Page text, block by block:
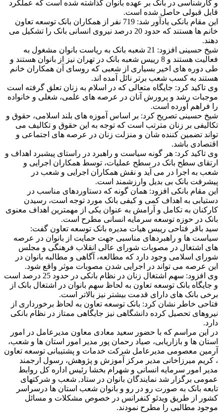
و کارشناسی در بانک بر عهده بانوان گذاشته شده است که عملکرد
قابل قبولی حاصل شده است.
این مقام بانکی یادآور شد: 719 نفر از همکاران بانک توسعه تعاون
خانم ها هستند که حدود 20 درصد نیروی انسانی بانک را تشکیل می
دهند.
شیخ حسینی افزود: 21 شعبه بانک به ریاست بانوان مشغول به
فعالیت هستند و 8 رییس شعبه بانک در تهران نیز از بانوان هستند و
طی دوره های اخیر بسیاری از شعبی که روسای آن همکاران خانم
هستند به کسب شعب برتر نائل آمده اند.
وی تاکید کرد: جایگاه متعالی که در اسلام به زنان تعلق گرفته است
موجبات رشد و پرورش آنان در عرصه های علمی، شغلی و خانواده
را فراهم آورده است.
شیخ حسینی تصریح کرد: بر اساس آموزه های بلند اسلامی، حقوق و
تکالیفی بر زنان مترتب است که توجه به این حقوق و تکالیف می
تواند تضمین کننده شان و منزلت زنان در عرصه های اجتماعی و
اقتصادی باشد.
وی تاکید کرد: هر گونه سیاست و راهبرد در راستای پیشبرد اهداف و
ارتقای سطح بانک در سطح عملیات، توسط همکاران اجرایی و
شعب به اجرا در می آید و نقش همکاران اجرایی و شعب در
پیشرفت بانک بی بدیل وارزشمند است.
این مقام بانکی افزود: همان گونه که دستاوردهای مناسب در
دستیابی به اهداف کمی و کیفی بانک مورد توجه است، رسیدن
کارکنان به تکامل و آرامش به عنوان یکی از مهمترین اهداف معنوی
بانک در حوزه توسعه سرمایه انسانی مطرح است.
سید باقر فتاحی رییس هیات مدیره بانک توسعه تعاون گفت:
سیاست ها و راهبردهای مناسبی جهت حمایت از بانوان در عرصه
های اشتغال در مصوبات شورای عالی انقلاب فرهنگی و مجلس
شورای اسلامی وجود دارد که مطالعه، آگاهی و مطالبه بانوان در
این عرصه می تواند در اجرایی شدن مصوبات موثر واقع شود.
وی افزود: سهم اشتغال زنان در نظام بانکی در حدود 25 درصد است
و جایگاه بانک توسعه تعاون به لحاظ سهم بانوان در اشتغال بانک از
برخی بانک های دارای قدمت بیشتر نیز بالاتر است.
فتاحی خاطر نشان کرد: بانک توسعه تعاون به لحاظ برخورداری از
نیروهای تحصیل کرده دانشگاهی نیز جایگاهی ممتاز در نظام بانکی
دارد.
در این مراسم که با حضور سعید معادی معاون مدیرعامل در امور
استان ها و بازاریابی، صیاد رحمان پور مدیر امور استان ها و شعب،
آرمین معصومی مدیرعامل شرکت خدمات و پشتیبانی توسعه تعاون
، کریم میرزاخانی مدیر مرکز آموزش و پژوهش، رسول ارجمند
مدیر امور سرمایه انسانی و شهرام بخشا رئیس اداره کل روابط
عمومی برگزار شد نمایندگان بانوان در ستاد, شعب و شرکتهای
تابعه بانک به صورت رو در رو و بانوان شعب استان ها درسراسر
کشور از طریق ویدئو کنفرانس در خصوص مشکلات و مسائل
موجود مطالبی را مطرح نمودند.